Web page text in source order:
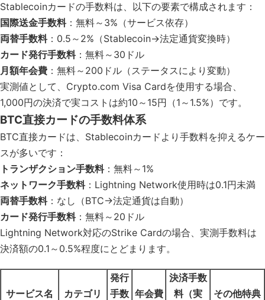
Stablecoinカードの手数料は、以下の要素で構成されます：
国際送金手数料：無料～3%（サービス依存）
両替手数料：0.5～2%（Stablecoin→法定通貨変換時）
カード発行手数料：無料～30ドル
月額年会費 ：無料～200ドル（ステータスにより変動）
実測値として、Crypto.com Visa Cardを使用する場合、
1,000円の決済で実コストは約10～15円（1～1.5%）です。
BTC直接カードの手数料体系
BTC直接カードは、Stablecoinカードより手数料を抑えるケー
スが多いです：
トランザクション手数料：無料～1%
ネットワーク手数料：Lightning Network使用時は0.1円未満
両替手数料：なし（BTC→法定通貨は自動）
カード発行手数料：無料～20ドル
Lightning Network対応のStrike Cardの場合、実測手数料は
決済額の0.1～0.5%程度にとどまります。
サービス名 カテゴリ
発行
手数 年会費
決済手数
料（実
その他特典